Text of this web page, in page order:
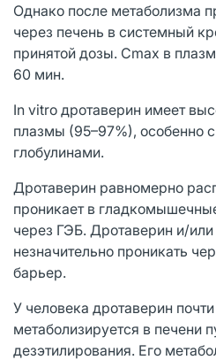
Однако после метаболизма
через печень в системный
принятой дозы. Cmax в
60 мин.
In vitro дротаверин имеет
плазмы (95–97%), особенно
глобулинами.
Дротаверин равномерно
проникает в
через ГЭБ. Дротаверин и/
незначительно проникать
барьер.
У человека дротаверин
метаболизируется в печени
дезэтилирования. Его